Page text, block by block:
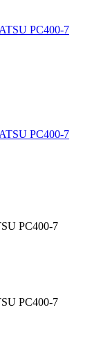
PC400-7
PC400-7